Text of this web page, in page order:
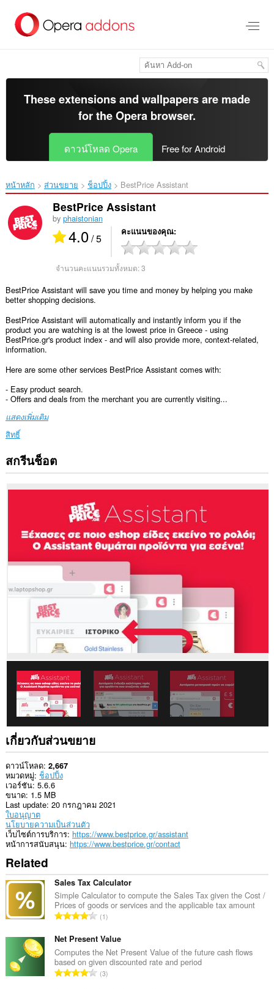
These extensions and wallpapers are made
for theOpera browser.
ดาวน์โหลด Opera Free for Android
หน้าหลัก ส่วนขยาย ช็อปปิ้ง BestPrice Assistant‎
BestPrice Assistant
by phaistonian
4.0/ 5 คะแนนของคุณ
จำนวนคะแนนรวมทั้งหมด:3
BestPrice Assistant will save you time and money by helping you make
better shopping decisions.
BestPrice Assistant will automatically and instantly inform you if the
product you are watching is at the lowest price in Greece - using
BestPrice.gr's product index - and will also provide more, context-related,
information.
Here are some other services BestPrice Assistant comes with:
- Easy product search.
- Offers and deals from the merchant you are currently visiting...
แสดงเพิ่มเติม
สิทธิ์
ส่วน
ขยาย
สามารถ
เว็บไซต์
ทั้งหมด
This
permission
extensions
communicate
with
extension.
สกรีนช็อต
เกี่ยวกับส่วนขยาย
ดาวน์โหลด 2,667
หมวดหมู่ ช็อปปิ้ง
เวอร์ชัน 5.6.6
ขนาด 1.5 MB
Last update 20 กรกฎาคม 2021
ใบอนุญาต
นโยบายความเป็นส่วนตัว
เว็บไซต์การบริการ https://www.bestprice.gr/assistant
หน้าการสนับสนุน https://www.bestprice.gr/contact
Related
Sales Tax Calculator
Simple Calculator to compute the Sales Tax given the Cost /
Prices of goods or services and the applicable tax amount
จำ
ว
น
ค
ะ
1
Net Present Value
Computes the Net Present Value of the future cash flows
based on given discounted rate and period
จำ
3